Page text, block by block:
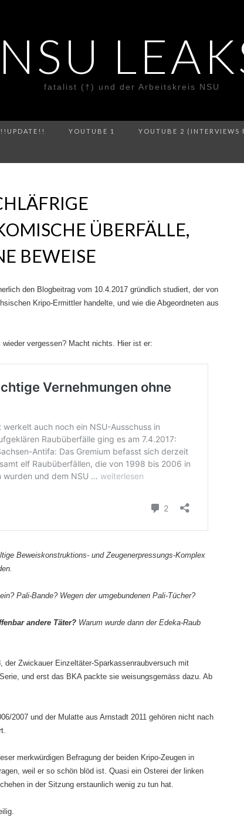
NSU
fatalist (†) und der Arbeitskreis NSU
!!UPDATE!! YOUTUBE 1 YOUTUBE 2 (INTERVIEWS
ÜBERFÄLLE,
BEWEISE
den Blogbeitrag vom 10.4.2017 gründlich studiert, der von
Kripo-Ermittler handelte, und wie die Abgeordneten aus
vergessen? Macht nichts. Hier ist er:
Beweiskonstruktions- und Zeugenerpressungs-Komplex
Pali-Bande? Wegen der umgebundenen Pali-Tücher?
andere Täter? Warum wurde dann der Edeka-Raub
der Zwickauer Einzeltäter-Sparkassenraubversuch mit
und erst das BKA packte sie weisungsgemäss dazu. Ab
2007 und der Mulatte aus Arnstadt 2011 gehören nicht nach
merkwürdigen Befragung der beiden Kripo-Zeugen in
weil er so schön blöd ist. Quasi ein Osterei der linken
in der Sitzung erstaunlich wenig zu tun hat.